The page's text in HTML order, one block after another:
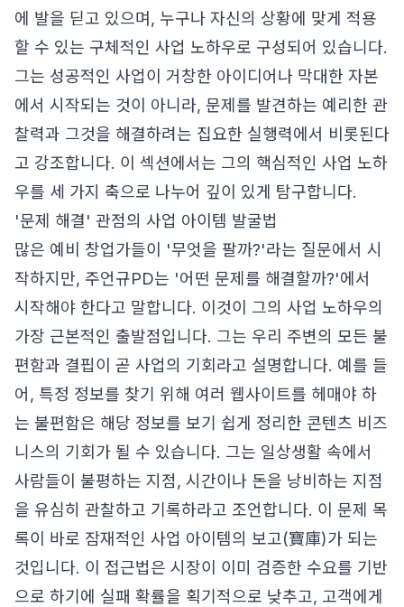
에 발을 딛고 있으며, 누구나 자신의 상황에 맞게 적용
할 수 있는 구체적인 사업 노하우로 구성되어 있습니다.
그는 성공적인 사업이 거창한 아이디어나 막대한 자본
에서 시작되는 것이 아니라, 문제를 발견하는 예리한 관
찰력과 그것을 해결하려는 집요한 실행력에서 비롯된다
고 강조합니다. 이 섹션에서는 그의 핵심적인 사업 노하
우를 세 가지 축으로 나누어 깊이 있게 탐구합니다.
'문제 해결' 관점의 사업 아이템 발굴법
많은 예비 창업가들이 '무엇을 팔까?'라는 질문에서 시
작하지만, 주언규PD는 '어떤 문제를 해결할까?'에서
시작해야 한다고 말합니다. 이것이 그의 사업 노하우의
가장 근본적인 출발점입니다. 그는 우리 주변의 모든 불
편함과 결핍이 곧 사업의 기회라고 설명합니다. 예를 들
어, 특정 정보를 찾기 위해 여러 웹사이트를 헤매야 하
는 불편함은 해당 정보를 보기 쉽게 정리한 콘텐츠 비즈
니스의 기회가 될 수 있습니다. 그는 일상생활 속에서
사람들이 불평하는 지점, 시간이나 돈을 낭비하는 지점
을 유심히 관찰하고 기록하라고 조언합니다. 이 문제 목
록이 바로 잠재적인 사업 아이템의 보고(寶庫)가 되는
것입니다. 이 접근법은 시장이 이미 검증한 수요를 기반
으로 하기에 실패 확률을 획기적으로 낮추고, 고객에게